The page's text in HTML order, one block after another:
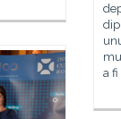
a fi